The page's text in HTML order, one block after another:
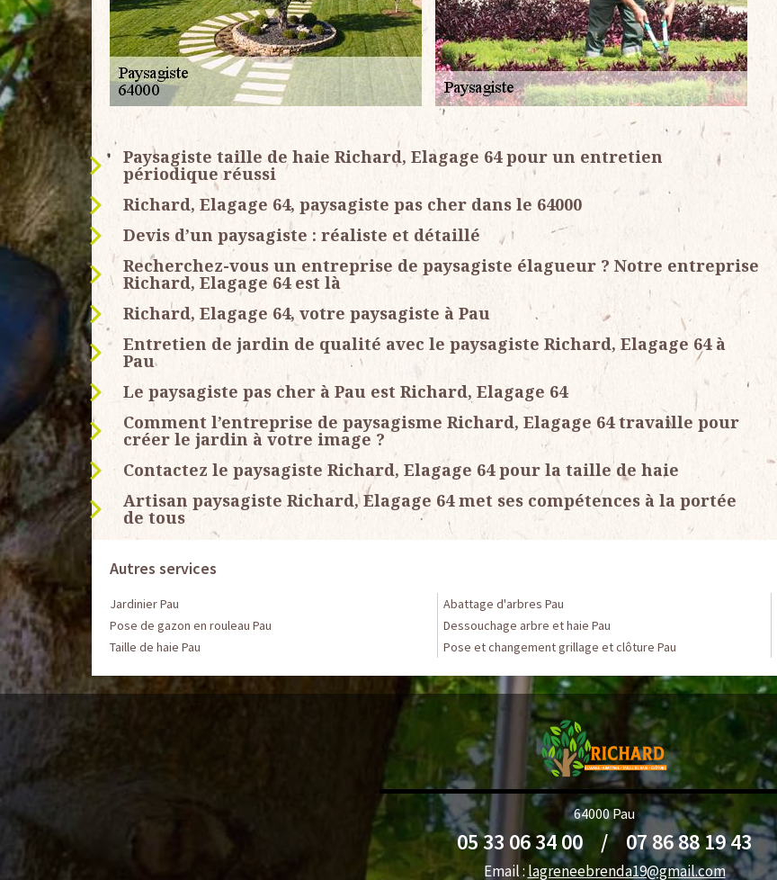
Paysagiste taille de haie Richard, Elagage 64 pour un entretien
périodique réussi
Richard, Elagage 64, paysagiste pas cher dans le 64000
Devis d’un paysagiste : réaliste et détaillé
Recherchez-vous un entreprise de paysagiste élagueur ? Notre entreprise
Richard, Elagage 64 est là
Richard, Elagage 64, votre paysagiste à Pau
Entretien de jardin de qualité avec le paysagiste Richard, Elagage 64 à
Pau
Le paysagiste pas cher à Pau est Richard, Elagage 64
Comment l’entreprise de paysagisme Richard, Elagage 64 travaille pour
créer le jardin à votre image ?
Contactez le paysagiste Richard, Elagage 64 pour la taille de haie
Artisan paysagiste Richard, Elagage 64 met ses compétences à la portée
de tous
Autres services
Jardinier Pau
Pose de gazon en rouleau Pau
Taille de haie Pau
Abattage d'arbres Pau
Dessouchage arbre et haie Pau
Pose et changement grillage et clôture Pau
64000 Pau
05 33 06 34 00 / 07 86 88 19 43
Email : lagreneebrenda19@gmail.com